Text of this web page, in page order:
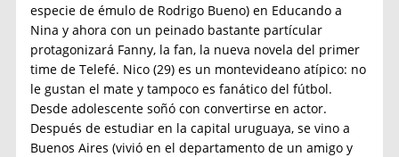
especie de émulo de Rodrigo Bueno) en Educando a
Nina y ahora con un peinado bastante partícular
protagonizará Fanny, la fan, la nueva novela del primer
time de Telefé. Nico (29) es un montevideano atípico: no
le gustan el mate y tampoco es fanático del fútbol.
Desde adolescente soñó con convertirse en actor.
Después de estudiar en la capital uruguaya, se vino a
Buenos Aires (vivió en el departamento de un amigo y